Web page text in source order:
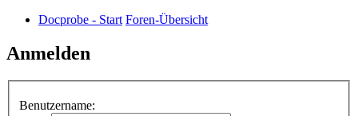
Docprobe - Start Foren-Übersicht
Anmelden
Benutzername: